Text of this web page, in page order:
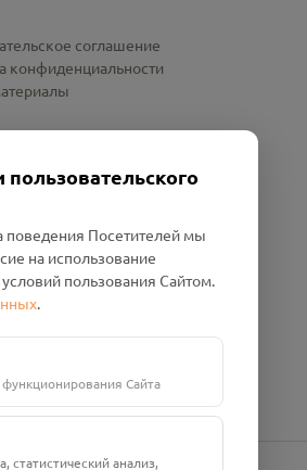
соглашение
конфиденциальности
пом. 18
поведения Посетителей мы
на использование
пользования Сайтом.
.
Сайта
анализ,